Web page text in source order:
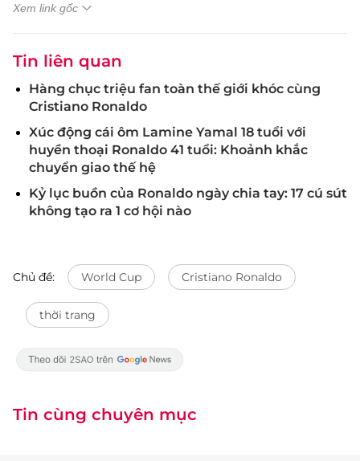
Xem link gốc
Tin liên quan
Hàng chục triệu fan toàn thế giới khóc cùng
Cristiano Ronaldo
Xúc động cái ôm Lamine Yamal 18 tuổi với
huyền thoại Ronaldo 41 tuổi: Khoảnh khắc
chuyển giao thế hệ
Kỷ lục buồn của Ronaldo ngày chia tay: 17 cú sút
không tạo ra 1 cơ hội nào
Chủ đề: World Cup Cristiano Ronaldo
thời trang
Tin cùng chuyên mục